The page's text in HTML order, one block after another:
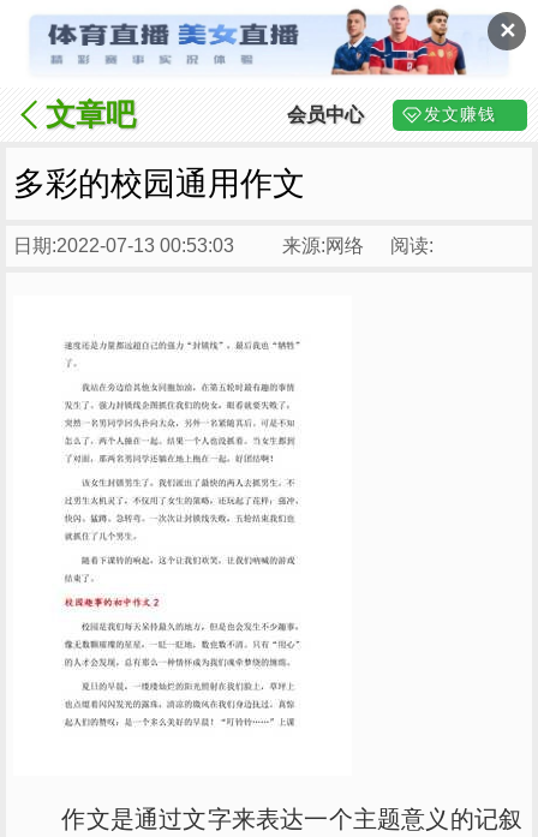
✕
文章吧 会员中心 发文赚钱
多彩的校园通用作文
日期:2022-07-13 00:53:03 来源:网络 阅读:
作文是通过文字来表达一个主题意义的记叙